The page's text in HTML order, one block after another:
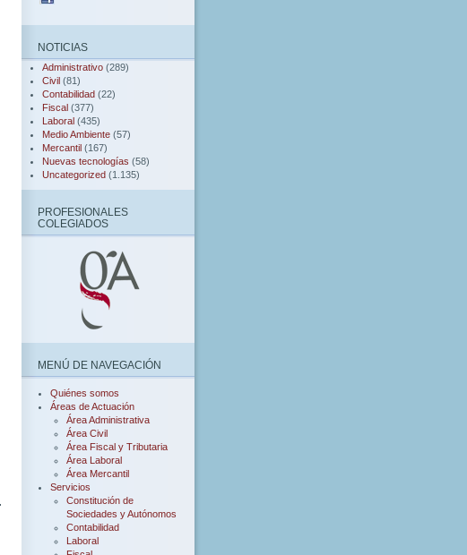
NOTICIAS
Administrativo (289)
Civil (81)
Contabilidad (22)
Fiscal (377)
Laboral (435)
Medio Ambiente (57)
Mercantil (167)
Nuevas tecnologías (58)
Uncategorized (1.135)
PROFESIONALES
COLEGIADOS
MENÚ DE NAVEGACIÓN
Quiénes somos
Áreas de Actuación
Área Administrativa
Área Civil
Área Fiscal y Tributaria
Área Laboral
Área Mercantil
Servicios
Constitución de
Sociedades y Autónomos
Contabilidad
Laboral